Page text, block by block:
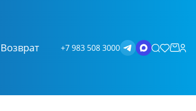
Возврат +7 983 508 3000